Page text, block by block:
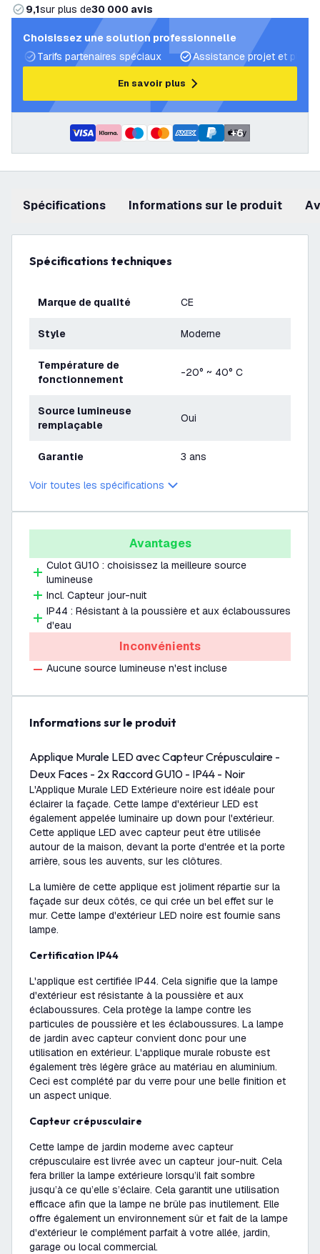
9,1sur plus de30 000 avis
Choisissez une solution professionnelle
Tarifs partenaires spéciaux
Assistance projet et plans
En savoir plus
+6
Spécifications Informations sur le produit
Spécifications techniques
Marque de qualité CE
Style Moderne
Température de
fonctionnement
-20° ~ 40° C
Source lumineuse
remplaçable
Oui
Garantie 3 ans
Voir toutes les spécifications
Avantages
Culot GU10 : choisissez la meilleure source
lumineuse
Incl. Capteur jour-nuit
IP44 : Résistant à la poussière et aux éclaboussures
d'eau
Inconvénients
Aucune source lumineuse n'est incluse
Informations sur le produit
Applique Murale LED avec Capteur Crépusculaire -
Deux Faces - 2x Raccord GU10 - IP44 - Noir
L'Applique Murale LED Extérieure noire est idéale pour
éclairer la façade. Cette lampe d'extérieur LED est
également appelée luminaire up down pour l'extérieur.
Cette applique LED avec capteur peut être utilisée
autour de la maison, devant la porte d'entrée et la porte
arrière, sous les auvents, sur les clôtures.
La lumière de cette applique est joliment répartie sur la
façade sur deux côtés, ce qui crée un bel effet sur le
mur. Cette lampe d'extérieur LED noire est fournie sans
lampe.
Certification IP44
L'applique est certifiée IP44. Cela signifie que la lampe
d'extérieur est résistante à la poussière et aux
éclaboussures. Cela protège la lampe contre les
particules de poussière et les éclaboussures. La lampe
de jardin avec capteur convient donc pour une
utilisation en extérieur. L'applique murale robuste est
également très légère grâce au matériau en aluminium.
Ceci est complété par du verre pour une belle finition et
un aspect unique.
Capteur crépusculaire
Cette lampe de jardin moderne avec capteur
crépusculaire est livrée avec un capteur jour-nuit. Cela
fera briller la lampe extérieure lorsqu’il fait sombre
jusqu’à ce qu’elle s’éclaire. Cela garantit une utilisation
efficace afin que la lampe ne brûle pas inutilement. Elle
offre également un environnement sûr et fait de la lampe
d'extérieur le complément parfait à votre allée, jardin,
garage ou local commercial.